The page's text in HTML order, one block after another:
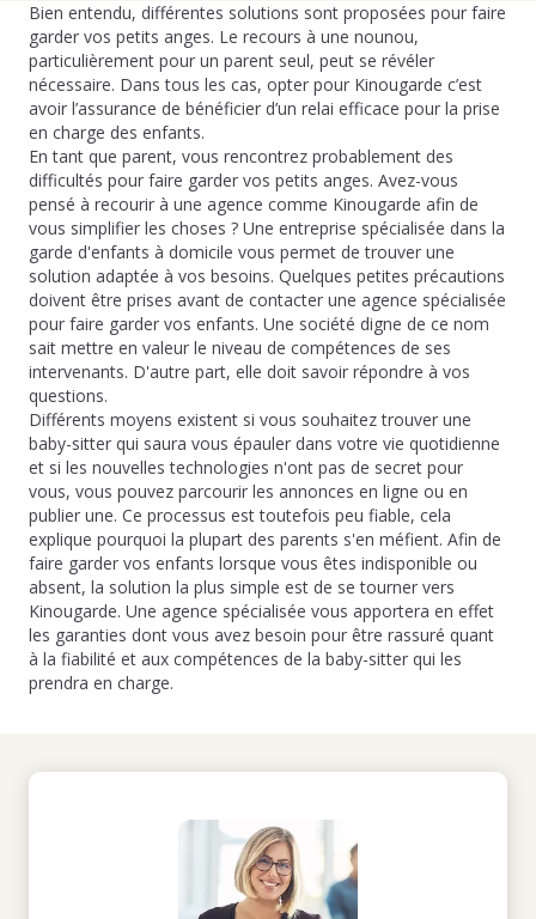
Bien entendu, différentes solutions sont proposées pour faire
garder vos petits anges. Le recours à une nounou,
particulièrement pour un parent seul, peut se révéler
nécessaire. Dans tous les cas, opter pour Kinougarde c’est
avoir l’assurance de bénéficier d’un relai efficace pour la prise
en charge des enfants.
En tant que parent, vous rencontrez probablement des
difficultés pour faire garder vos petits anges. Avez-vous
pensé à recourir à une agence comme Kinougarde afin de
vous simplifier les choses ? Une entreprise spécialisée dans la
garde d'enfants à domicile vous permet de trouver une
solution adaptée à vos besoins. Quelques petites précautions
doivent être prises avant de contacter une agence spécialisée
pour faire garder vos enfants. Une société digne de ce nom
sait mettre en valeur le niveau de compétences de ses
intervenants. D'autre part, elle doit savoir répondre à vos
questions.
Différents moyens existent si vous souhaitez trouver une
baby-sitter qui saura vous épauler dans votre vie quotidienne
et si les nouvelles technologies n'ont pas de secret pour
vous, vous pouvez parcourir les annonces en ligne ou en
publier une. Ce processus est toutefois peu fiable, cela
explique pourquoi la plupart des parents s'en méfient. Afin de
faire garder vos enfants lorsque vous êtes indisponible ou
absent, la solution la plus simple est de se tourner vers
Kinougarde. Une agence spécialisée vous apportera en effet
les garanties dont vous avez besoin pour être rassuré quant
à la fiabilité et aux compétences de la baby-sitter qui les
prendra en charge.